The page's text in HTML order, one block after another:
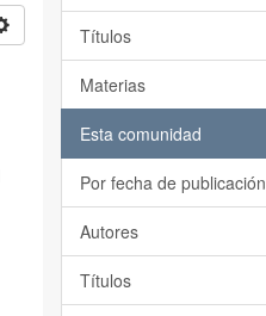
Títulos
Materias
Esta comunidad
Por fecha de publicación
Autores
Títulos